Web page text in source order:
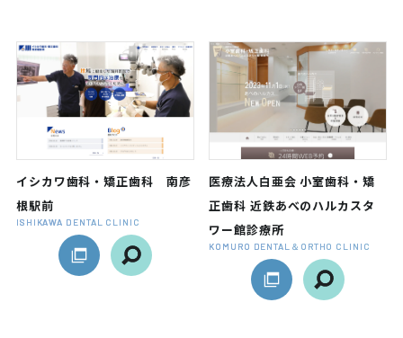
イシカワ歯科・矯正歯科 南彦
根駅前
ISHIKAWA DENTAL CLINIC
医療法人白亜会 小室歯科・矯
正歯科 近鉄あべのハルカスタ
ワー館診療所
KOMURO DENTAL＆ORTHO CLINIC